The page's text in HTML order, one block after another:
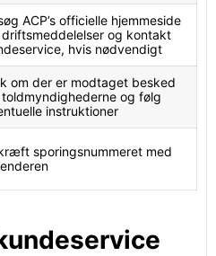
ACP’s officielle hjemmeside
og kontakt
hvis nødvendigt
om der er modtaget besked
og følg
instruktioner
sporingsnummeret med